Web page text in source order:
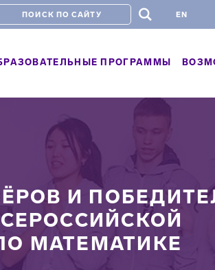
# EN
ПРОГРАММЫ
И
МАТЕМАТИКЕ